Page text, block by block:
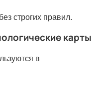
строгих правил.
карты
в